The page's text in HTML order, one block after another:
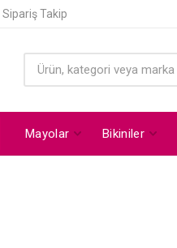
Sipariş Takip
Mayolar Bikiniler